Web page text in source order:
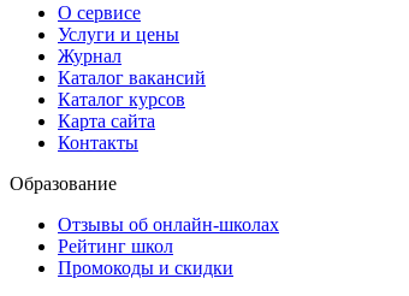
О сервисе
Услуги и цены
Журнал
Каталог вакансий
Каталог курсов
Карта сайта
Контакты
Образование
Отзывы об онлайн-школах
Рейтинг школ
Промокоды и скидки